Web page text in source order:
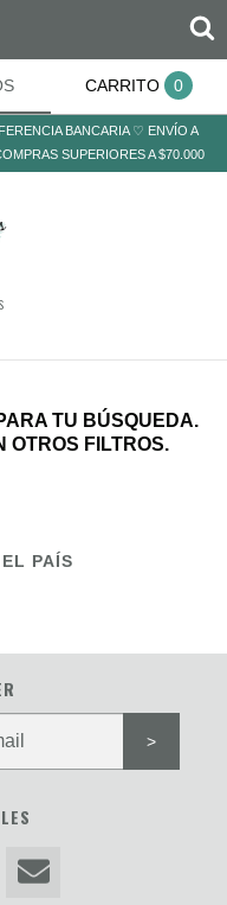
CARRITO 0
BANCARIA ♡ ENVÍO A
SUPERIORES A $70.000
TU BÚSQUEDA.
OTROS FILTROS.
PAÍS